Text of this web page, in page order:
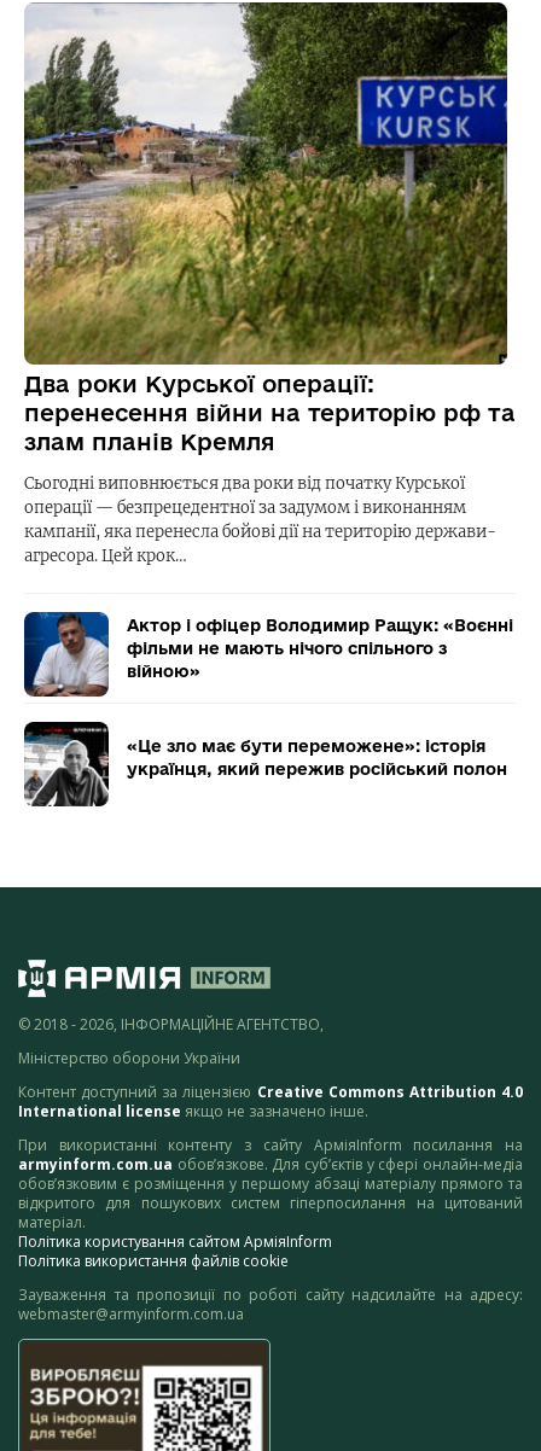
Два роки Курської операції:
перенесення війни на територію рф та
злам планів Кремля
Сьогодні виповнюється два роки від початку Курської
операції — безпрецедентної за задумом і виконанням
кампанії, яка перенесла бойові дії на територію держави-
агресора. Цей крок…
Актор і офіцер Володимир Ращук: «Воєнні
фільми не мають нічого спільного з
війною»
«Це зло має бути переможене»: історія
українця, який пережив російський полон
© 2018 - 2026, ІНФОРМАЦІЙНЕ АГЕНТСТВО,
Міністерство оборони України
Контент доступний за ліцензією Creative Commons Attribution 4.0
International license якщо не зазначено інше.
При використанні контенту з сайту АрміяInform посилання на
armyinform.com.ua обов’язкове. Для суб’єктів у сфері онлайн-медіа
обов’язковим є розміщення у першому абзаці матеріалу прямого та
відкритого для пошукових систем гіперпосилання на цитований
матеріал.
Політика користування сайтом АрміяInform
Політика використання файлів cookie
Зауваження та пропозиції по роботі сайту надсилайте на адресу:
webmaster@armyinform.com.ua